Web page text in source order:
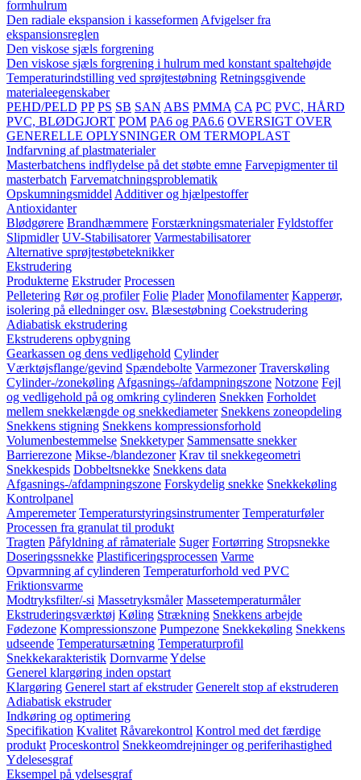
formhulrum
Den radiale ekspansion i kasseformen Afvigelser fra
ekspansionsreglen
Den viskose sjæls forgrening
Den viskose sjæls forgrening i hulrum med konstant spaltehøjde
Temperaturindstilling ved sprøjtestøbning Retningsgivende
materialeegenskaber
PEHD/PELD PP PS SB SAN ABS PMMA CA PC PVC, HÅRD
PVC, BLØDGJORT POM PA6 og PA6.6 OVERSIGT OVER
GENERELLE OPLYSNINGER OM TERMOPLAST
Indfarvning af plastmaterialer
Masterbatchens indflydelse på det støbte emne Farvepigmenter til
masterbatch Farvematchningsproblematik
Opskumningsmiddel Additiver og hjælpestoffer
Antioxidanter
Blødgørere Brandhæmmere Forstærkningsmaterialer Fyldstoffer
Slipmidler UV-Stabilisatorer Varmestabilisatorer
Alternative sprøjtestøbeteknikker
Ekstrudering
Produkterne Ekstruder Processen
Pelletering Rør og profiler Folie Plader Monofilamenter Kapperør,
isolering på elledninger osv. Blæsestøbning Coekstrudering
Adiabatisk ekstrudering
Ekstruderens opbygning
Gearkassen og dens vedligehold Cylinder
Værktøjsflange/gevind Spændebolte Varmezoner Traverskøling
Cylinder-/zonekøling Afgasnings-/afdampningszone Notzone Fejl
og vedligehold på og omkring cylinderen Snekken Forholdet
mellem snekkelængde og snekkediameter Snekkens zoneopdeling
Snekkens stigning Snekkens kompressionsforhold
Volumenbestemmelse Snekketyper Sammensatte snekker
Barrierezone Mikse-/blandezoner Krav til snekkegeometri
Snekkespids Dobbeltsnekke Snekkens data
Afgasnings-/afdampningszone Forskydelig snekke Snekkekøling
Kontrolpanel
Amperemeter Temperaturstyringsinstrumenter Temperaturføler
Processen fra granulat til produkt
Tragten Påfyldning af råmateriale Suger Fortørring Stropsnekke
Doseringssnekke Plastificeringsprocessen Varme
Opvarmning af cylinderen Temperaturforhold ved PVC
Friktionsvarme
Modtryksfilter/-si Massetryksmåler Massetemperaturmåler
Ekstruderingsværktøj Køling Strækning Snekkens arbejde
Fødezone Kompressionszone Pumpezone Snekkekøling Snekkens
udseende Temperatursætning Temperaturprofil
Snekkekarakteristik DornvarmeYdelse
Generel klargøring inden opstart
Klargøring Generel start af ekstruder Generelt stop af ekstruderen
Adiabatisk ekstruder
Indkøring og optimering
Specifikation Kvalitet Råvarekontrol Kontrol med det færdige
produkt Proceskontrol Snekkeomdrejninger og periferihastighed
Ydelesesgraf
Eksempel på ydelsesgraf